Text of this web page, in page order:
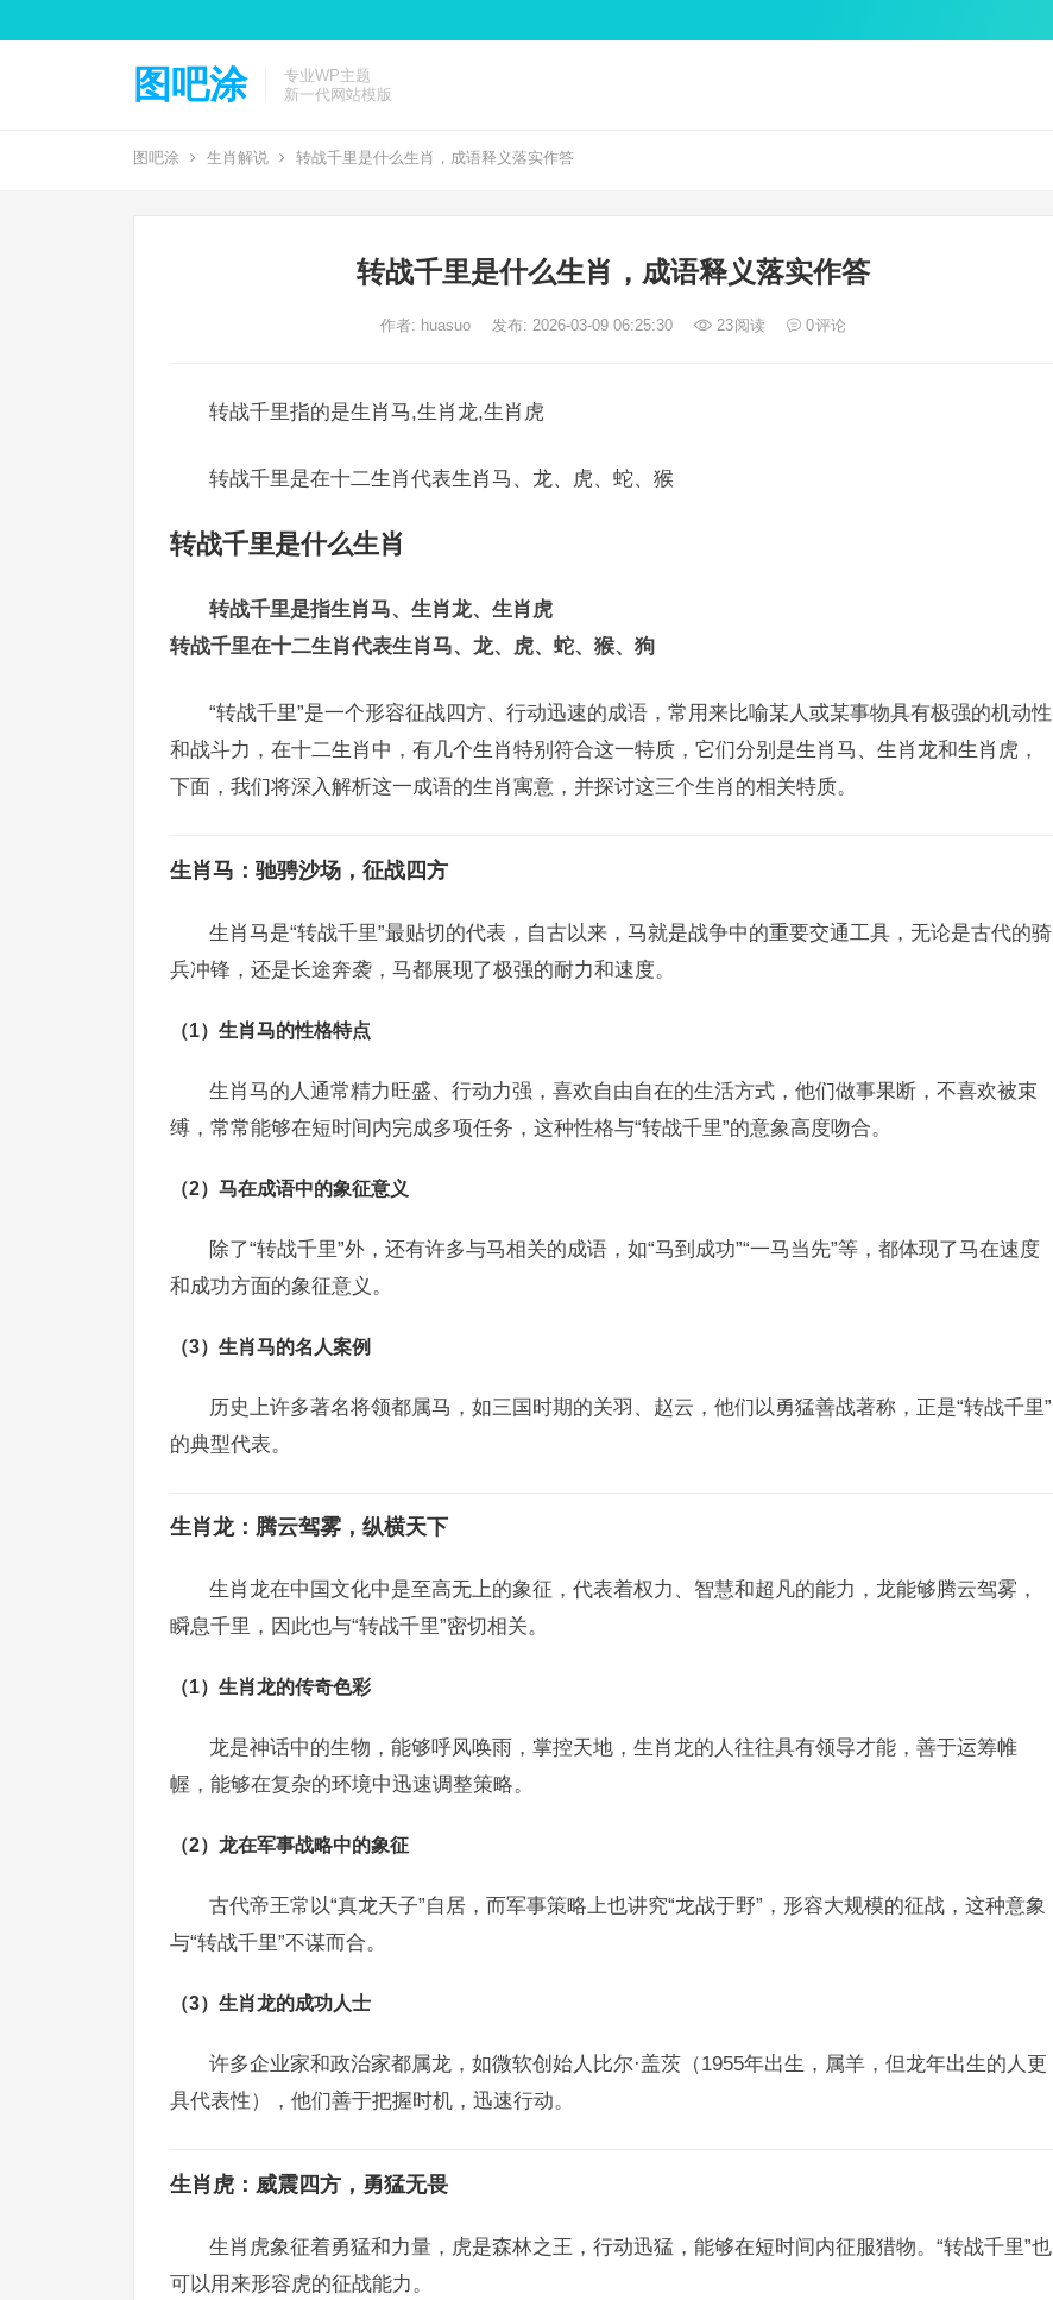
图吧涂
专业WP主题
新一代网站模版
图吧涂 生肖解说 转战千里是什么生肖，成语释义落实作答
转战千里是什么生肖，成语释义落实作答
作者: huasuo 发布: 2026-03-09 06:25:30 23阅读 0评论
转战千里指的是生肖马,生肖龙,生肖虎
转战千里是在十二生肖代表生肖马、龙、虎、蛇、猴
转战千里是什么生肖
转战千里是指生肖马、生肖龙、生肖虎
转战千里在十二生肖代表生肖马、龙、虎、蛇、猴、狗
“转战千里”是一个形容征战四方、行动迅速的成语，常用来比喻某人或某事物具有极强的机动性
和战斗力，在十二生肖中，有几个生肖特别符合这一特质，它们分别是生肖马、生肖龙和生肖虎，
下面，我们将深入解析这一成语的生肖寓意，并探讨这三个生肖的相关特质。
生肖马：驰骋沙场，征战四方
生肖马是“转战千里”最贴切的代表，自古以来，马就是战争中的重要交通工具，无论是古代的骑
兵冲锋，还是长途奔袭，马都展现了极强的耐力和速度。
（1）生肖马的性格特点
生肖马的人通常精力旺盛、行动力强，喜欢自由自在的生活方式，他们做事果断，不喜欢被束
缚，常常能够在短时间内完成多项任务，这种性格与“转战千里”的意象高度吻合。
（2）马在成语中的象征意义
除了“转战千里”外，还有许多与马相关的成语，如“马到成功”“一马当先”等，都体现了马在速度
和成功方面的象征意义。
（3）生肖马的名人案例
历史上许多著名将领都属马，如三国时期的关羽、赵云，他们以勇猛善战著称，正是“转战千里”
的典型代表。
生肖龙：腾云驾雾，纵横天下
生肖龙在中国文化中是至高无上的象征，代表着权力、智慧和超凡的能力，龙能够腾云驾雾，
瞬息千里，因此也与“转战千里”密切相关。
（1）生肖龙的传奇色彩
龙是神话中的生物，能够呼风唤雨，掌控天地，生肖龙的人往往具有领导才能，善于运筹帷
幄，能够在复杂的环境中迅速调整策略。
（2）龙在军事战略中的象征
古代帝王常以“真龙天子”自居，而军事策略上也讲究“龙战于野”，形容大规模的征战，这种意象
与“转战千里”不谋而合。
（3）生肖龙的成功人士
许多企业家和政治家都属龙，如微软创始人比尔·盖茨（1955年出生，属羊，但龙年出生的人更
具代表性），他们善于把握时机，迅速行动。
生肖虎：威震四方，勇猛无畏
生肖虎象征着勇猛和力量，虎是森林之王，行动迅猛，能够在短时间内征服猎物。“转战千里”也
可以用来形容虎的征战能力。